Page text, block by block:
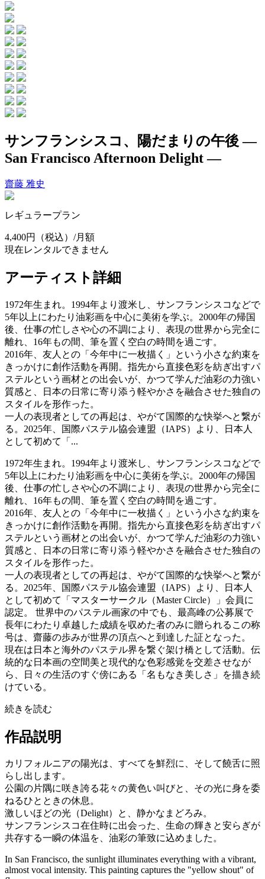
サンフランシスコ、陽だまりの午後 —
San Francisco Afternoon Delight —
齋藤 雅史
レギュラープラン
4,400円
（税込）/月額
現在レンタルできません
アーティスト詳細
1972年生まれ。1994年より渡米し、サンフランシスコなどで
5年以上にわたり油彩画を中心に美術を学ぶ。2000年の帰国
後、仕事の忙しさや心の不調により、表現の世界から完全に
離れ、16年もの間、筆を置く空白の時間を過ごす。
2016年、友人との「今年中に一枚描く」という小さな約束を
きっかけに創作活動を再開。指先から直接色彩を紡ぎ出すパ
ステルという画材との出会いが、かつて学んだ油彩の力強い
質感と、日本の日常に寄り添う軽やかさを融合させた独自の
スタイルを形作った。
一人の表現者としての再起は、やがて国際的な快挙へと繋が
る。2025年、国際パステル協会連盟（IAPS）より、日本人
として初めて「...
1972年生まれ。1994年より渡米し、サンフランシスコなどで
5年以上にわたり油彩画を中心に美術を学ぶ。2000年の帰国
後、仕事の忙しさや心の不調により、表現の世界から完全に
離れ、16年もの間、筆を置く空白の時間を過ごす。
2016年、友人との「今年中に一枚描く」という小さな約束を
きっかけに創作活動を再開。指先から直接色彩を紡ぎ出すパ
ステルという画材との出会いが、かつて学んだ油彩の力強い
質感と、日本の日常に寄り添う軽やかさを融合させた独自の
スタイルを形作った。
一人の表現者としての再起は、やがて国際的な快挙へと繋が
る。2025年、国際パステル協会連盟（IAPS）より、日本人
として初めて「マスターサークル（Master Circle）」会員に
認定。 世界中のパステル画家の中でも、最高峰の公募展で
長年にわたり卓越した成績を収めた者のみに贈られるこの称
号は、齋藤の歩みが世界の頂点へと到達した証となった。
現在は日本と海外のパステル界を繋ぐ架け橋として活動。伝
統的な日本画の空間美と現代的な色彩感覚を交差させなが
ら、日々の生活のすぐ傍にある「名もなき美しさ」を描き続
けている。
続きを読む
作品説明
カリフォルニアの陽光は、すべてを鮮烈に、そして饒舌に照
らし出します。
公園の片隅に咲き誇る花々の黄色い叫びと、その光に身を委
ねるひとときの休息。
激しいほどの光（Delight）と、静かなまどろみ。
サンフランシスコ在住時に出会った、生命の輝きと安らぎが
共存する一瞬の体温を、油彩の筆致に込めました。
In San Francisco, the sunlight illuminates everything with a vibrant,
almost vocal intensity. This painting captures the "yellow shout" of